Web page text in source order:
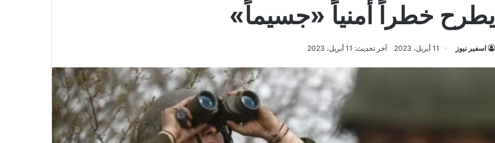
يطرح خطراً أمنياً «جسيماً»
اسفير نيوز 11 أبريل، 2023 آخر تحديث: 11 أبريل، 2023